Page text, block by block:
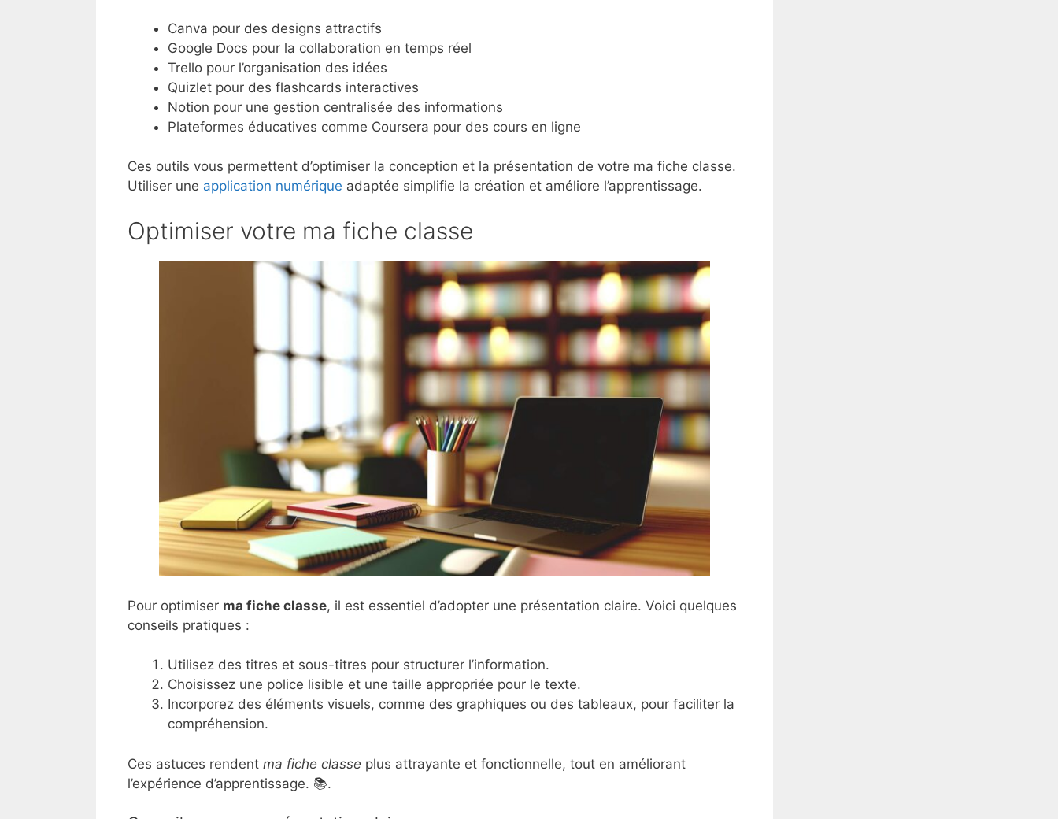
Canva pour des designs attractifs
Google Docs pour la collaboration en temps réel
Trello pour l’organisation des idées
Quizlet pour des flashcards interactives
Notion pour une gestion centralisée des informations
Plateformes éducatives comme Coursera pour des cours en ligne
Ces outils vous permettent d’optimiser la conception et la présentation de votre ma fiche classe.
Utiliser une application numérique adaptée simplifie la création et améliore l’apprentissage.
Optimiser votre ma fiche classe
Pour optimiser ma fiche classe, il est essentiel d’adopter une présentation claire. Voici quelques
conseils pratiques :
Utilisez des titres et sous-titres pour structurer l’information.
Choisissez une police lisible et une taille appropriée pour le texte.
Incorporez des éléments visuels, comme des graphiques ou des tableaux, pour faciliter la
compréhension.
Ces astuces rendent ma fiche classe plus attrayante et fonctionnelle, tout en améliorant
l’expérience d’apprentissage. 📚.